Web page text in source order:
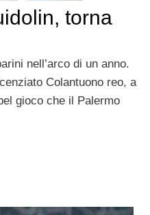
torna
nell’arco di un anno.
Colantuono reo, a
gioco che il Palermo